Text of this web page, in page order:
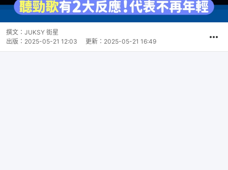
撰文： JUKSY 街星
出版： 2025-05-21 12:03 更新： 2025-05-21 16:49